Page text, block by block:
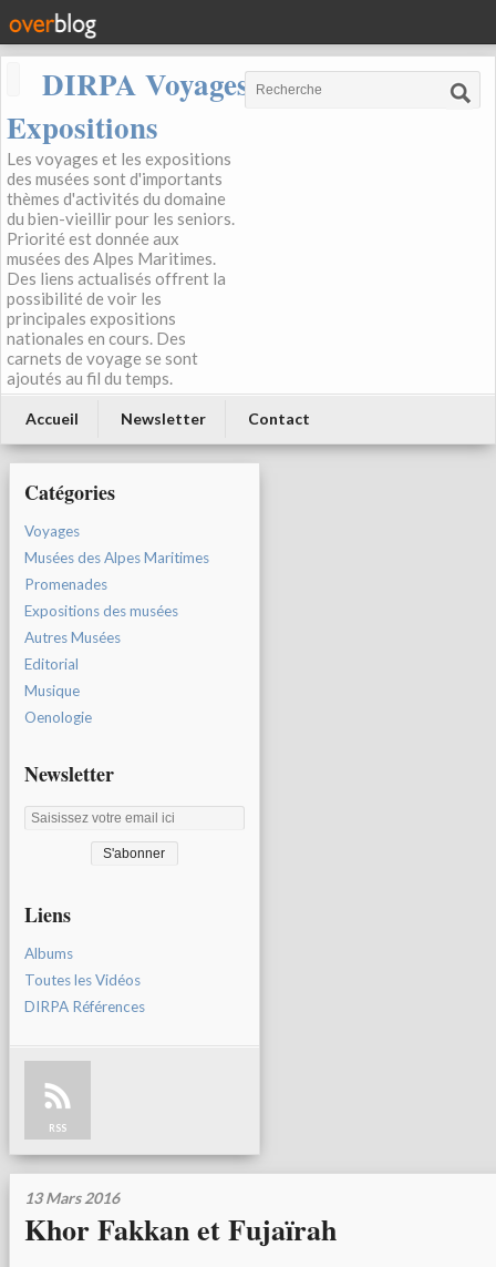
DIRPA Voyages, Musées,
Expositions
Les voyages et les expositions
des musées sont d'importants
thèmes d'activités du domaine
du bien-vieillir pour les seniors.
Priorité est donnée aux
musées des Alpes Maritimes.
Des liens actualisés offrent la
possibilité de voir les
principales expositions
nationales en cours. Des
carnets de voyage se sont
ajoutés au fil du temps.
Accueil Newsletter Contact
Catégories
Voyages
Musées des Alpes Maritimes
Promenades
Expositions des musées
Autres Musées
Editorial
Musique
Oenologie
Newsletter
Liens
Albums
Toutes les Vidéos
DIRPA Références
RSS
13 Mars 2016
Khor Fakkan et Fujaïrah